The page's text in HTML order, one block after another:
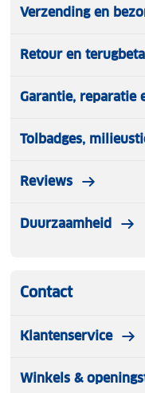
Verzending en
Retour en
Garantie, reparatie
Tolbadges,
Reviews
Duurzaamheid
Contact
Klantenservice
Winkels &